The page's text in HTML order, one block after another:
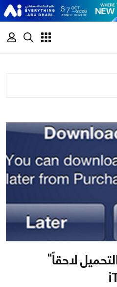
لاحقاً"